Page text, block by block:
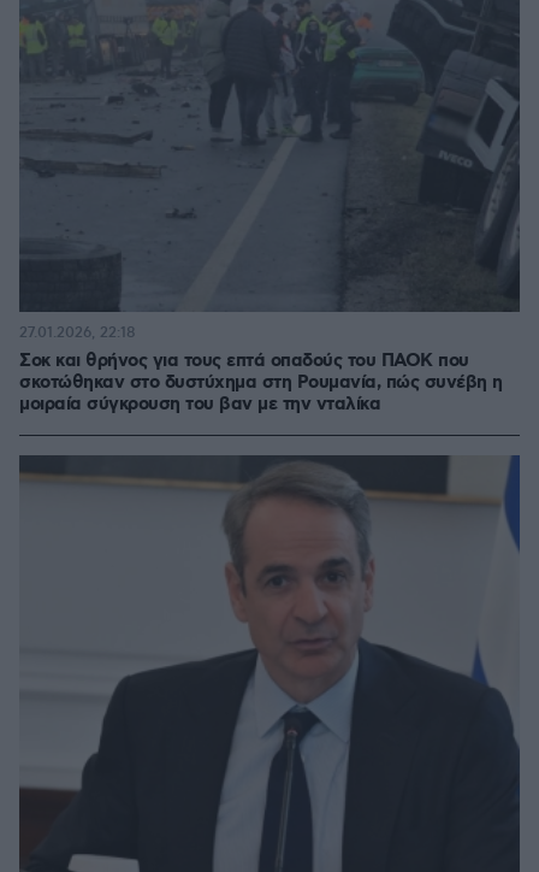
Σοκ και θρήνος για τους επτά οπαδούς του ΠΑΟΚ που
σκοτώθηκαν στο δυστύχημα στη Ρουμανία, πώς συνέβη η
μοιραία σύγκρουση του βαν με την νταλίκα
27.01.2026, 22:18